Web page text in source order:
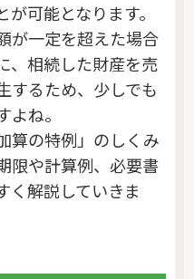
可能となります。
が一定を超えた場合
、相続した財産を売
するため、少しでも
ね。
算の特例」のしくみ
限や計算例、必要書
く解説していきま